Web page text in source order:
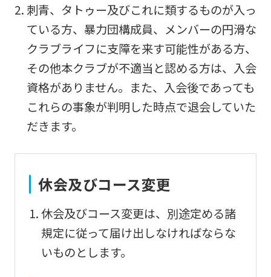
刺青、タトゥー及びこれに類するものが入っ
ている方、暴力団構成員、メンバーの円滑な
クラブライフに支障を来す可能性がある方、
その他本クラブが不適当と認める方は、入会
資格がありません。また、入会後であっても
これらの事象が判明した時点で退会していた
だきます。
休会及びコース変更
休会及びコース変更は、別途定める諸
規定に従って届け出しなければならな
いものとします。
official
website
is
automatically
translated
into
Click
link
below
(start